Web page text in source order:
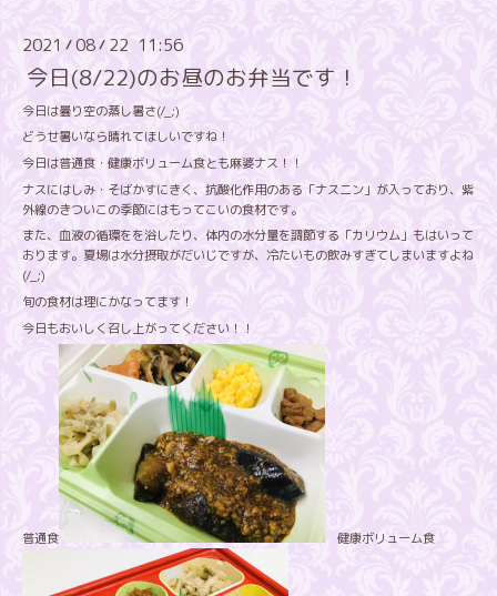
2021 /08/ 22 11:56
今日(8/22)のお昼のお弁当です！
今日は曇り空の蒸し暑さ(/_;)
どうせ暑いなら晴れてほしいですね！
今日は普通食・健康ボリューム食とも麻婆ナス！！
ナスにはしみ・そばかすにきく、抗酸化作用のある「ナスニン」が入っており、紫
外線のきついこの季節にはもってこいの食材です。
また、血液の循環をを浴したり、体内の水分量を調節する「カリウム」もはいって
おります。夏場は水分摂取がだいじですが、冷たいもの飲みすぎてしまいますよね
(/_;)
旬の食材は理にかなってます！
今日もおいしく召し上がってください！！
普通食 健康ボリューム食